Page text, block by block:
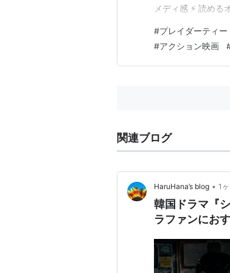
メディ感 ​⚡ 読め
Dirty ​監督： シェ
#プレイダーティー
#アクション映画
関連ブログ
HaruHana’s blog • 1
韓国ドラマ『
ラファンにお